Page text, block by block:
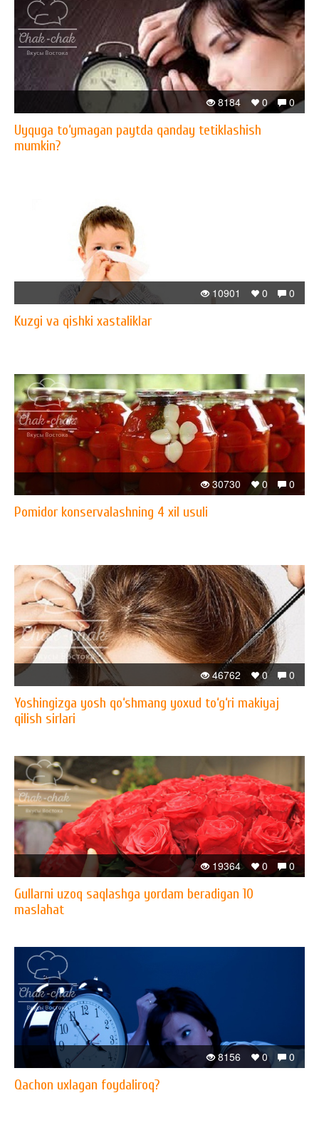
0
0
8184
Uyquga to‘ymagan paytda qanday tetiklashish
mumkin?
0
0
10901
Kuzgi va qishki xastaliklar
0
0
30730
Pomidor konservalashning 4 xil usuli
0
0
46762
Yoshingizga yosh qo‘shmang yoxud to‘g‘ri makiyaj
qilish sirlari
0
0
19364
Gullarni uzoq saqlashga yordam beradigan 10
maslahat
0
0
8156
Qachon uxlagan foydaliroq?